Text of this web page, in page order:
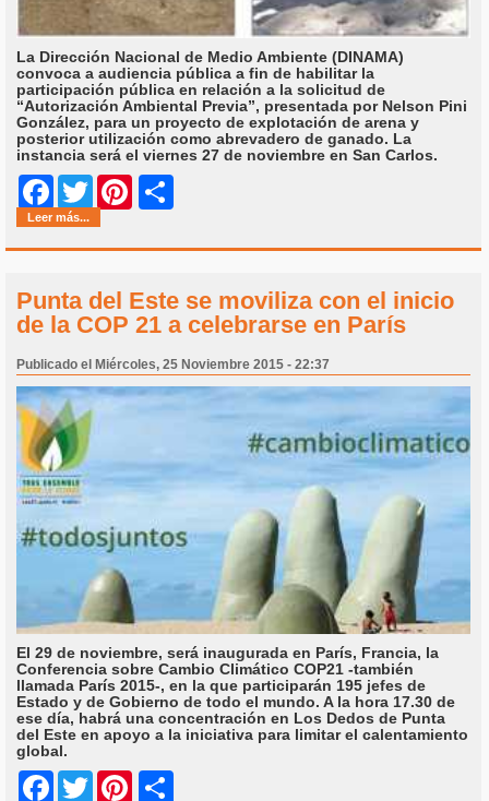
La Dirección Nacional de Medio Ambiente (DINAMA)
convoca a audiencia pública a fin de habilitar la
participación pública en relación a la solicitud de
“Autorización Ambiental Previa”, presentada por Nelson Pini
González, para un proyecto de explotación de arena y
posterior utilización como abrevadero de ganado. La
instancia será el viernes 27 de noviembre en San Carlos.
Facebook
Twitter Pinterest
Leer más...
Punta del Este se moviliza con el inicio
de la COP 21 a celebrarse en París
Publicado el Miércoles, 25 Noviembre 2015 - 22:37
El 29 de noviembre, será inaugurada en París, Francia, la
Conferencia sobre Cambio Climático COP21 -también
llamada París 2015-, en la que participarán 195 jefes de
Estado y de Gobierno de todo el mundo. A la hora 17.30 de
ese día, habrá una concentración en Los Dedos de Punta
del Este en apoyo a la iniciativa para limitar el calentamiento
global.
Facebook
Twitter Pinterest